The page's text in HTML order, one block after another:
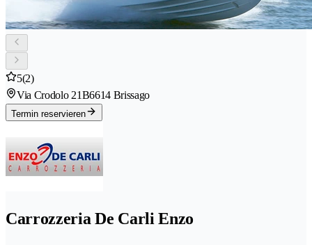
5(2)
Via Crodolo 21B6614 Brissago
Termin reservieren
Carrozzeria De Carli Enzo